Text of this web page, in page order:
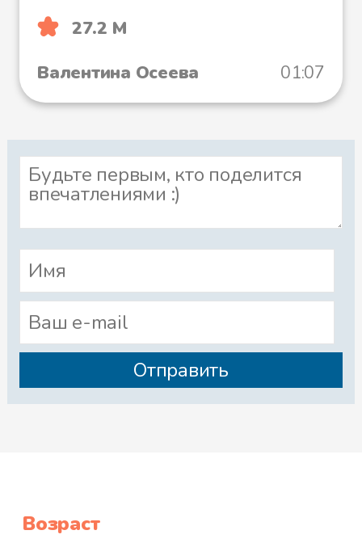
27.2 М
Валентина Осеева
01:07
Возраст